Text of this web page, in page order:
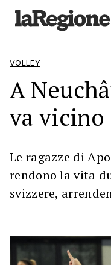
VOLLEY
A
va vicino
Le ragazze di
rendono la vita
svizzere,